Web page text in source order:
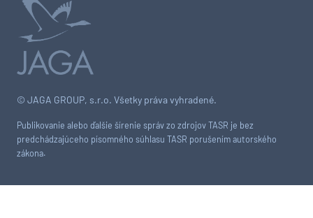
© JAGA GROUP, s.r.o. Všetky práva vyhradené.
Publikovanie alebo ďalšie šírenie správ zo zdrojov TASR je bez
predchádzajúceho písomného súhlasu TASR porušením autorského
zákona.